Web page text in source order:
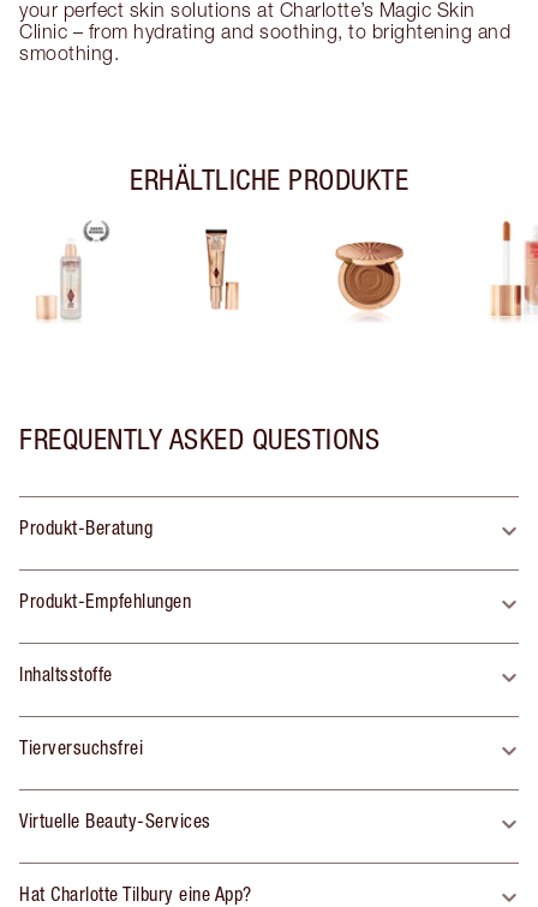
your perfect skin solutions at Charlotte’s Magic Skin
Clinic – from hydrating and soothing, to brightening and
smoothing.
ERHÄLTLICHE PRODUKTE
FREQUENTLY ASKED QUESTIONS
Produkt-Beratung
Produkt-Empfehlungen
Inhaltsstoffe
Tierversuchsfrei
Virtuelle Beauty-Services
Hat Charlotte Tilbury eine App?